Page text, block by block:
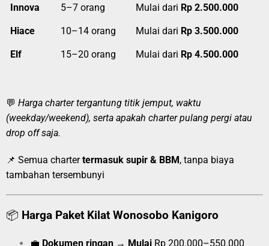
Innova 5–7 orang Mulai dari Rp 2.500.000
Hiace 10–14 orang Mulai dari Rp 3.500.000
Elf 15–20 orang Mulai dari Rp 4.500.000
💬 Harga charter tergantung titik jemput, waktu
(weekday/weekend), serta apakah charter pulang pergi atau
drop off saja.
📌 Semua chartertermasuk supir & BBM , tanpa biaya
tambahan tersembunyi
📦 Harga Paket Kilat Wonosobo Kanigoro
💼 Dokumen ringan → Mulai Rp 200.000–550.000